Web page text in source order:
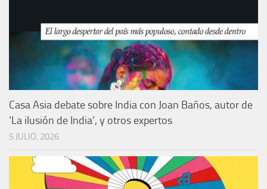
Casa Asia debate sobre India con Joan Baños, autor de
‘La ilusión de India’, y otros expertos
5 JULIO, 2026